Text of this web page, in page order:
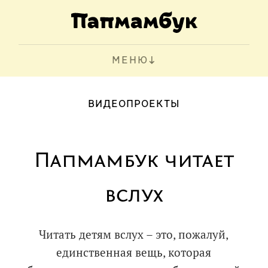
МЕНЮ
ВИДЕОПРОЕКТЫ
Папмамбук читает
вслух
Читать детям вслух – это, пожалуй,
единственная вещь, которая